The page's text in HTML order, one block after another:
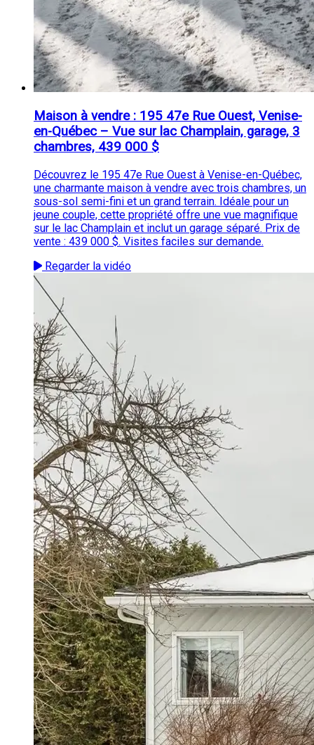
Maison à vendre : 195 47e Rue Ouest, Venise-
en-Québec – Vue sur lac Champlain, garage, 3
chambres, 439 000 $
Découvrez le 195 47e Rue Ouest à Venise-en-Québec,
une charmante maison à vendre avec trois chambres, un
sous-sol semi-fini et un grand terrain. Idéale pour un
jeune couple, cette propriété offre une vue magnifique
sur le lac Champlain et inclut un garage séparé. Prix de
vente : 439 000 $. Visites faciles sur demande.
Regarder la vidéo